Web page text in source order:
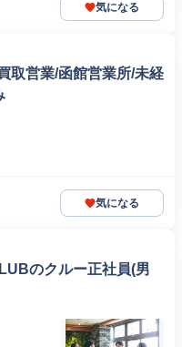
気になる
取営業/函館営業所/未経
気になる
のクルー正社員(男